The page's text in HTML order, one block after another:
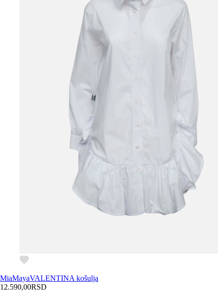
MiaMayaVALENTINA košulja
12.590,00RSD